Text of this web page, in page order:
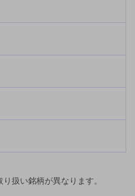
扱い銘柄が異なります。